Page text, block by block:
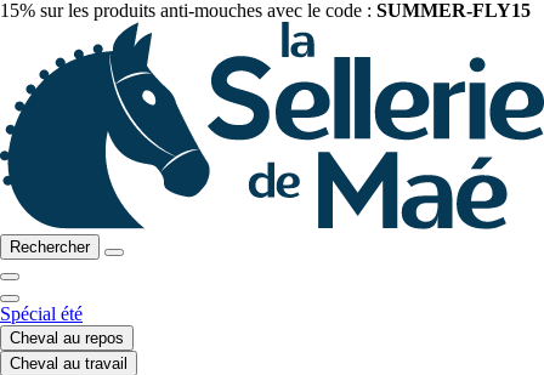
15% sur les produits anti-mouches avec le code : SUMMER-FLY15
Rechercher
Spécial été
Cheval au repos
Cheval au travail